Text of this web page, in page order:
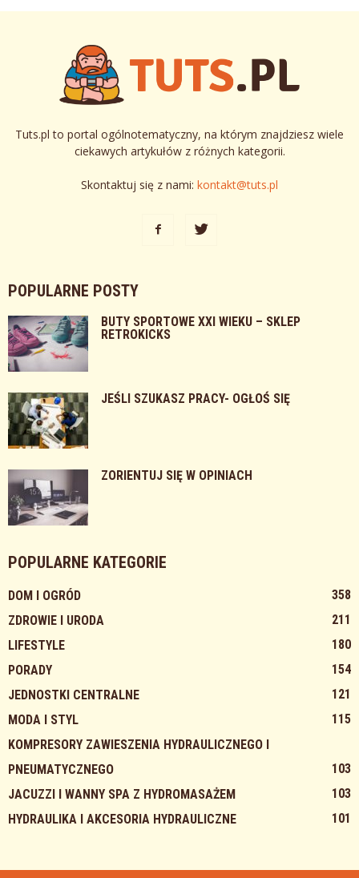
Tuts.pl to portal ogólnotematyczny, na którym znajdziesz wiele
ciekawych artykułów z różnych kategorii.
Skontaktuj się z nami: kontakt@tuts.pl
POPULARNE POSTY
BUTY SPORTOWE XXI WIEKU – SKLEP
RETROKICKS
JEŚLI SZUKASZ PRACY- OGŁOŚ SIĘ
ZORIENTUJ SIĘ W OPINIACH
POPULARNE KATEGORIE
DOM I OGRÓD
358
ZDROWIE I URODA
211
LIFESTYLE
180
PORADY
154
JEDNOSTKI CENTRALNE
121
MODA I STYL
115
KOMPRESORY ZAWIESZENIA HYDRAULICZNEGO I
PNEUMATYCZNEGO
103
JACUZZI I WANNY SPA Z HYDROMASAŻEM
103
HYDRAULIKA I AKCESORIA HYDRAULICZNE
101